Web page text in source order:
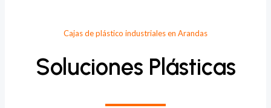
Cajas de plástico industriales en Arandas
Soluciones Plásticas